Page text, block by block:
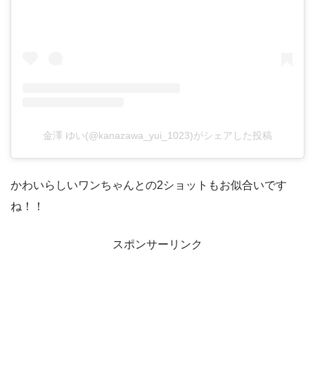
金澤 ゆい(@kanazawa_yui_1023)がシェアした投稿
かわいらしいワンちゃんとの2ショットもお似合いです
ね！！
スポンサーリンク